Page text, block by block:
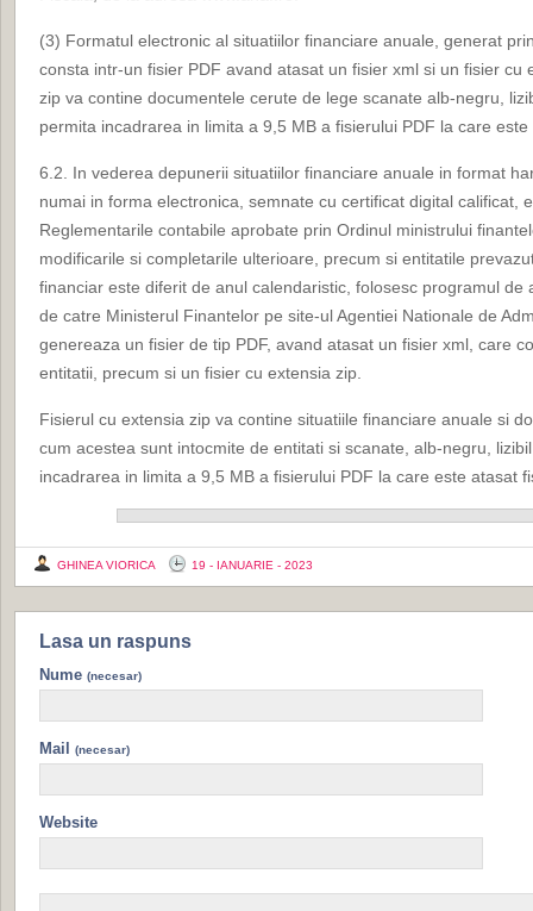
(3) Formatul electronic al situatiilor financiare anuale, generat
consta intr-un fisier PDF avand atasat un fisier xml si un fisier cu
zip va contine documentele cerute de lege scanate alb-negru,
permita incadrarea in limita a 9,5 MB a fisierului PDF la care
6.2. In vederea depunerii situatiilor financiare anuale in format
numai in forma electronica, semnate cu certificat digital calificat,
Reglementarile contabile aprobate prin Ordinul ministrului
modificarile si completarile ulterioare, precum si entitatile
financiar este diferit de anul calendaristic, folosesc programul de
de catre Ministerul Finantelor pe site-ul Agentiei Nationale de
genereaza un fisier de tip PDF, avand atasat un fisier xml, care
entitatii, precum si un fisier cu extensia zip.
Fisierul cu extensia zip va contine situatiile financiare anuale si
cum acestea sunt intocmite de entitati si scanate, alb-negru,
incadrarea in limita a 9,5 MB a fisierului PDF la care este atasat
GHINEA VIORICA 19 - IANUARIE - 2023
Lasa un raspuns
Nume (necesar)
Mail (necesar)
Website